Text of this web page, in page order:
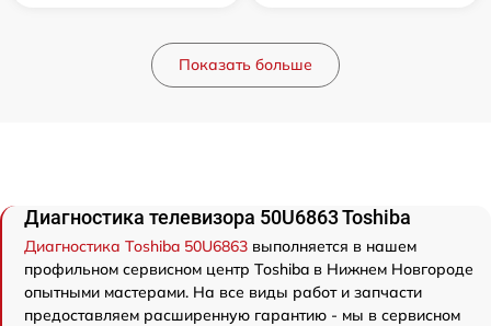
Показать больше
Диагностика телевизора 50U6863 Toshiba
Диагностика Toshiba 50U6863 выполняется в нашем
профильном сервисном центр Toshiba в Нижнем Новгороде
опытными мастерами. На все виды работ и запчасти
предоставляем расширенную гарантию - мы в сервисном